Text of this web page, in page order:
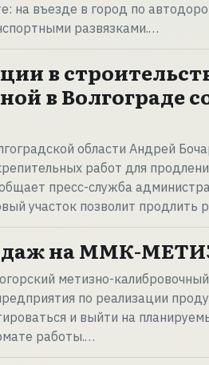
на въезде в город по
развязками.…
в
в Волгограде
области Андрей
работ для
пресс-служба
участок позволит продлить
на ММК-
метизно-
по реализации
и выйти на
работы.…